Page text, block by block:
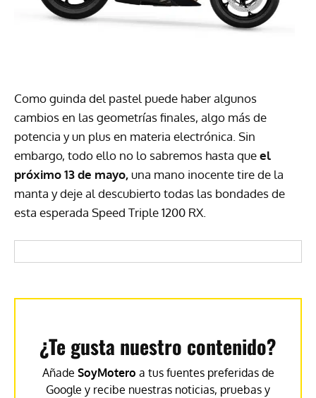
Como guinda del pastel puede haber algunos
cambios en las geometrías finales, algo más de
potencia y un plus en materia electrónica. Sin
embargo, todo ello no lo sabremos hasta queel
próximo 13 de mayo,una mano inocente tire de la
manta y deje al descubierto todas las bondades de
esta esperada Speed Triple 1200 RX.
¿Te gusta nuestro contenido?
Añade SoyMotero a tus fuentes preferidas de
Google y recibe nuestras noticias, pruebas y